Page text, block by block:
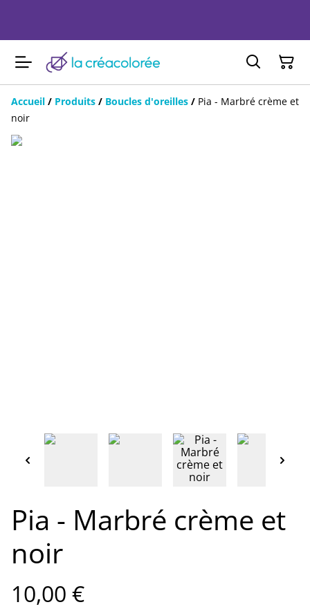
Accueil / Produits / Boucles d'oreilles / Pia - Marbré crème et
noir
Pia - Marbré crème et
noir
10,00 €